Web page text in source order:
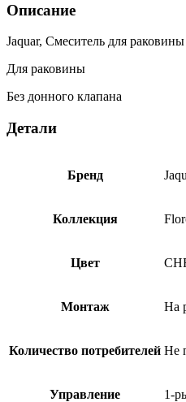
Описание
Jaquar, Смеситель для
Для раковины
Без донного клапана
Детали
Бренд
Коллекция
Цвет
Монтаж На
Количество потребителей Не
Управление 1-